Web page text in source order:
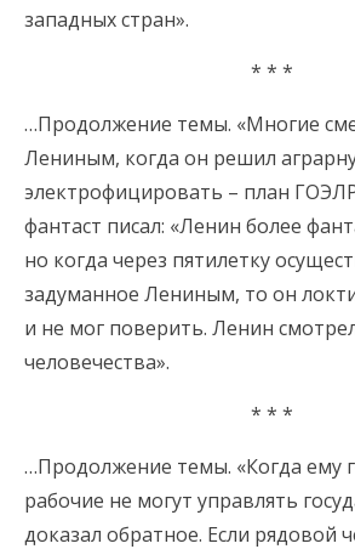
западных стран».
* * *
…Продолжение темы. «Многие
Лениным, когда он решил
электрофицировать – план
фантаст писал: «Ленин более
но когда через пятилетку
задуманное Лениным, то он
и не мог поверить. Ленин
человечества».
* * *
…Продолжение темы. «Когда ему
рабочие не могут управлять
доказал обратное. Если рядовой